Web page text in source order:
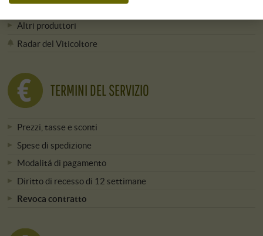
Viticoltori per regione
Altri produttori
Radar del Viticoltore
TERMINI DEL SERVIZIO
Prezzi, tasse e sconti
Spese di spedizione
Modalitá di pagamento
Diritto di recesso di 12 settimane
Revoca contratto